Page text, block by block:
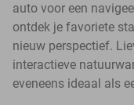
auto voor een
ontdek je favoriete
nieuw perspectief.
interactieve
eveneens ideaal als